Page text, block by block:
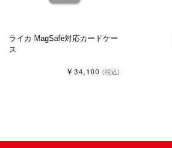
ライカ MagSafe対応カードケー
ス
￥34,100 (税込)